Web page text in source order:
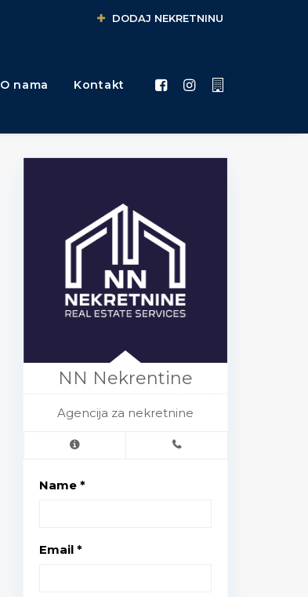
DODAJ NEKRETNINU
O nama Kontakt
NN Nekrentine
Agencija za nekretnine
Name *
Email *